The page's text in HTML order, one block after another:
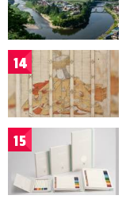
14
15